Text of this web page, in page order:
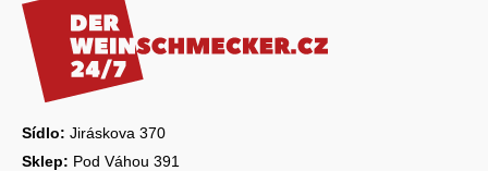
i
s
Sídlo: Jiráskova 370
Sklep: Pod Váhou 391